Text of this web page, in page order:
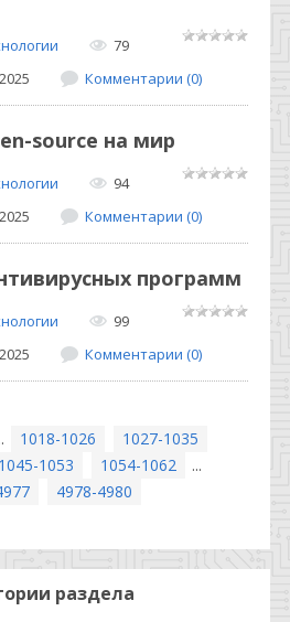
79
Комментарии (0)
source на мир
94
Комментарии (0)
программ
99
Комментарии (0)
1018-1026
1027-1035
1045-1053 1054-1062
...
4978-4980
раздела